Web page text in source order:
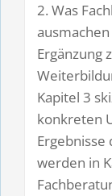
2. Was
Ergänzung
Kapitel 3
konkreten
werden in